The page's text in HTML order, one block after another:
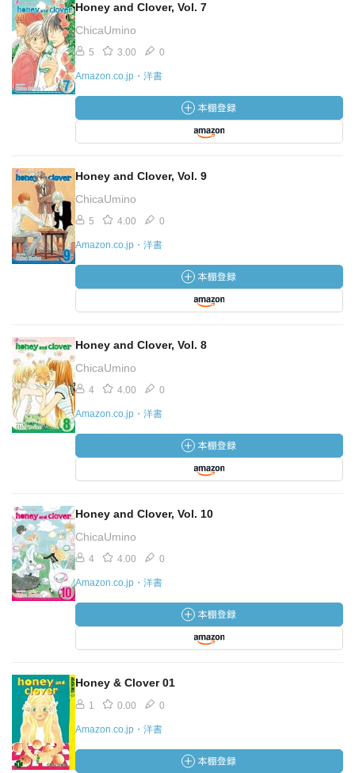
Honey and Clover, Vol. 7
ChicaUmino
5 3.00 0
Amazon.co.jp・洋書
Honey and Clover, Vol. 9
ChicaUmino
5 4.00 0
Amazon.co.jp・洋書
Honey and Clover, Vol. 8
ChicaUmino
4 4.00 0
Amazon.co.jp・洋書
Honey and Clover, Vol. 10
ChicaUmino
4 4.00 0
Amazon.co.jp・洋書
Honey & Clover 01
1 0.00 0
Amazon.co.jp・洋書